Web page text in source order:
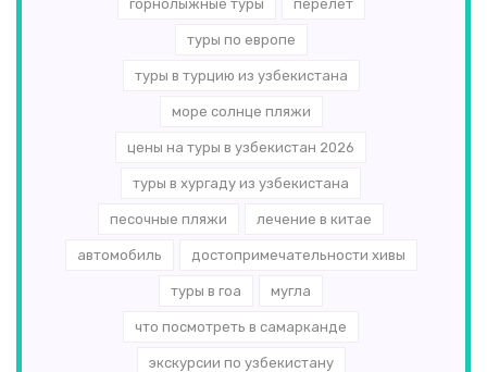
горнолыжные туры перелет
туры по европе
туры в турцию из узбекистана
море солнце пляжи
цены на туры в узбекистан 2026
туры в хургаду из узбекистана
песочные пляжи лечение в китае
автомобиль достопримечательности хивы
туры в гоа мугла
что посмотреть в самарканде
экскурсии по узбекистану